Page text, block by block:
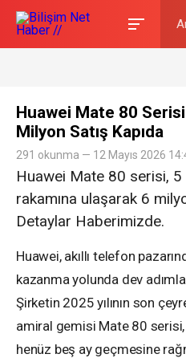
Huawei Mate 80
Milyon Satış Kapıda
291 okunma — 12 Mayıs 2026
Huawei Mate 80 serisi,
rakamına ulaşarak 6
Detaylar Haberimizde.
Huawei, akıllı telefon
kazanma yolunda dev
Şirketin 2025 yılının son
amiral gemisi Mate 80 serisi,
henüz beş ay geçmesine